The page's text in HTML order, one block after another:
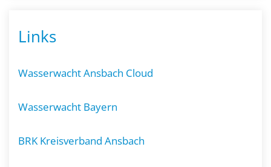
Links
Wasserwacht Ansbach Cloud
Wasserwacht Bayern
BRK Kreisverband Ansbach